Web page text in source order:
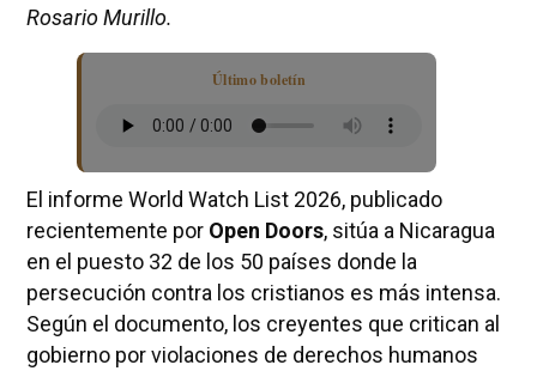
Rosario Murillo.
Último boletín
El informe World Watch List 2026, publicado
recientemente por Open Doors, sitúa a Nicaragua
en el puesto 32 de los 50 países donde la
persecución contra los cristianos es más intensa.
Según el documento, los creyentes que critican al
gobierno por violaciones de derechos humanos